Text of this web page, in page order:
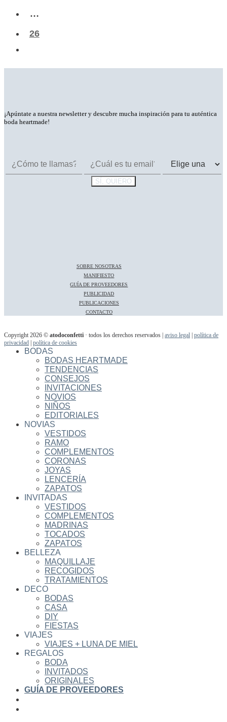
…
26
¡Apúntate a nuestra newsletter y descubre mucha inspiración para tu auténtica
boda heartmade!
SOBRE NOSOTRAS
MANIFIESTO
GUÍA DE PROVEEDORES
PUBLICIDAD
PUBLICACIONES
CONTACTO
Copyright 2026 © atodoconfetti · todos los derechos reservados | aviso legal | política de
privacidad | política de cookies
BODAS
BODAS HEARTMADE
TENDENCIAS
CONSEJOS
INVITACIONES
NOVIOS
NIÑOS
EDITORIALES
NOVIAS
VESTIDOS
RAMO
COMPLEMENTOS
CORONAS
JOYAS
LENCERÍA
ZAPATOS
INVITADAS
VESTIDOS
COMPLEMENTOS
MADRINAS
TOCADOS
ZAPATOS
BELLEZA
MAQUILLAJE
RECOGIDOS
TRATAMIENTOS
DECO
BODAS
CASA
DIY
FIESTAS
VIAJES
VIAJES + LUNA DE MIEL
REGALOS
BODA
INVITADOS
ORIGINALES
GUÍA DE PROVEEDORES